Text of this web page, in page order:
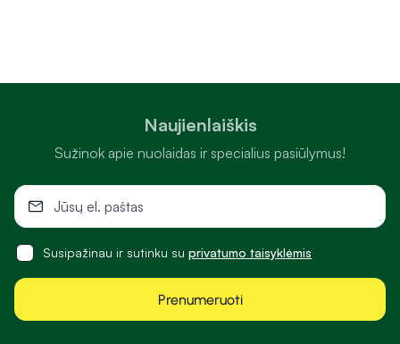
Naujienlaiškis
Sužinok apie nuolaidas ir specialius pasiūlymus!
Susipažinau ir sutinku su privatumo taisyklėmis
Prenumeruoti